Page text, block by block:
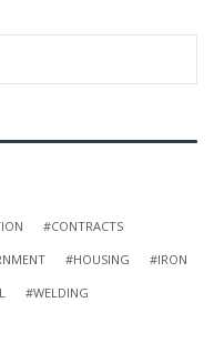
CONTRACTS
HOUSING
IRON
WELDING